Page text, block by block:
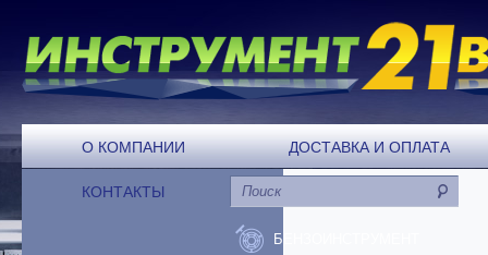
О КОМПАНИИ ДОСТАВКА И ОПЛАТА
КОНТАКТЫ
БЕНЗОИНСТРУМЕНТ